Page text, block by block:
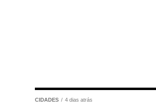
representarem suas
CIDADES 4 dias atrás